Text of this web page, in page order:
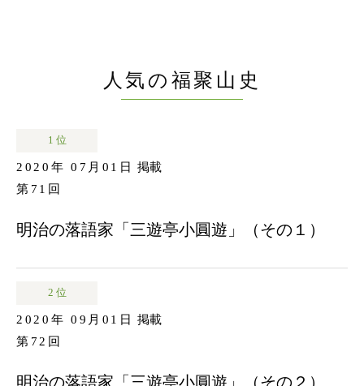
人気の福聚山史
1 位
2020年 07月01日
掲載
第71回
明治の落語家「三遊亭小圓遊」（その１）
2 位
2020年 09月01日
掲載
第72回
明治の落語家「三遊亭小圓遊」（その２）